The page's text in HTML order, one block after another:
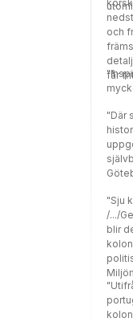
och
får
"Där
"Sju
/.../
blir